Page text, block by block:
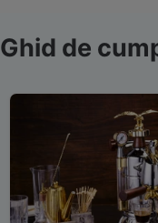
Ghid de